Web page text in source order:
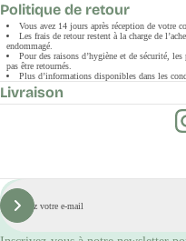
Politique de retour
Vous avez 14 jours après réception de votre
Les frais de retour restent à la charge de
endommagé.
Pour des raisons d’hygiène et de sécurité,
pas être retournés.
Plus d’informations disponibles dans les
Livraison
E-
mail
S'inscrire